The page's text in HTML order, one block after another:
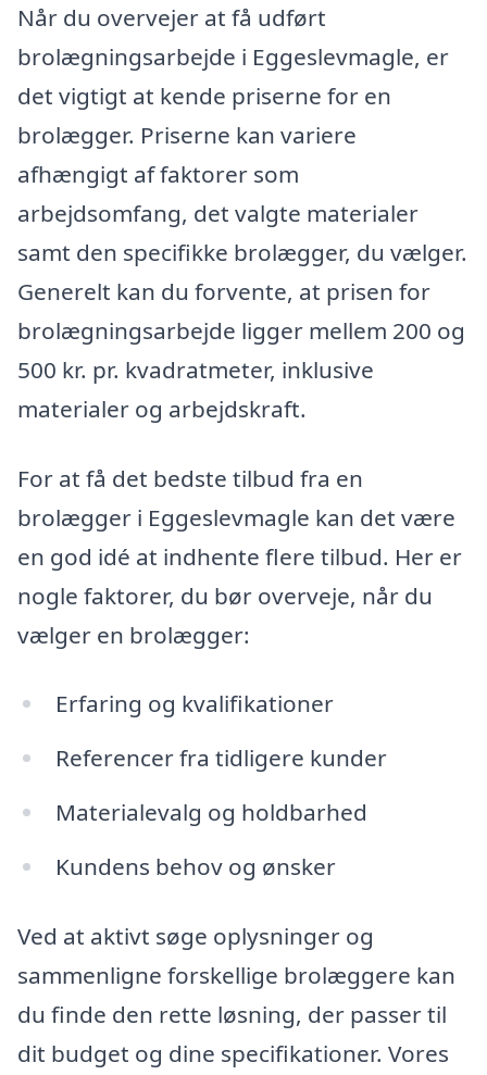
Når du overvejer at få udført
brolægningsarbejde i Eggeslevmagle, er
det vigtigt at kende priserne for en
brolægger. Priserne kan variere
afhængigt af faktorer som
arbejdsomfang, det valgte materialer
samt den specifikke brolægger, du vælger.
Generelt kan du forvente, at prisen for
brolægningsarbejde ligger mellem 200 og
500 kr. pr. kvadratmeter, inklusive
materialer og arbejdskraft.
For at få det bedste tilbud fra en
brolægger i Eggeslevmagle kan det være
en god idé at indhente flere tilbud. Her er
nogle faktorer, du bør overveje, når du
vælger en brolægger:
Erfaring og kvalifikationer
Referencer fra tidligere kunder
Materialevalg og holdbarhed
Kundens behov og ønsker
Ved at aktivt søge oplysninger og
sammenligne forskellige brolæggere kan
du finde den rette løsning, der passer til
dit budget og dine specifikationer. Vores